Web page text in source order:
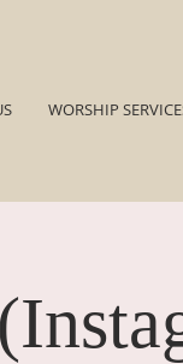
WORSHIP